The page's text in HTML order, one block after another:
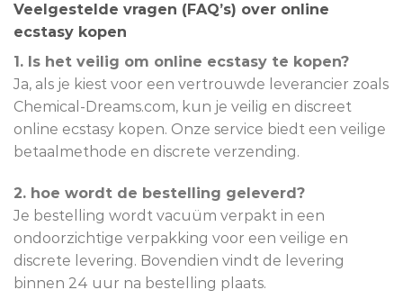
Veelgestelde vragen (FAQ’s) over online
ecstasy kopen
1. Is het veilig om online ecstasy te kopen?
Ja, als je kiest voor een vertrouwde leverancier zoals
Chemical-Dreams.com, kun je veilig en discreet
online ecstasy kopen. Onze service biedt een veilige
betaalmethode en discrete verzending.
2. hoe wordt de bestelling geleverd?
Je bestelling wordt vacuüm verpakt in een
ondoorzichtige verpakking voor een veilige en
discrete levering. Bovendien vindt de levering
binnen 24 uur na bestelling plaats.